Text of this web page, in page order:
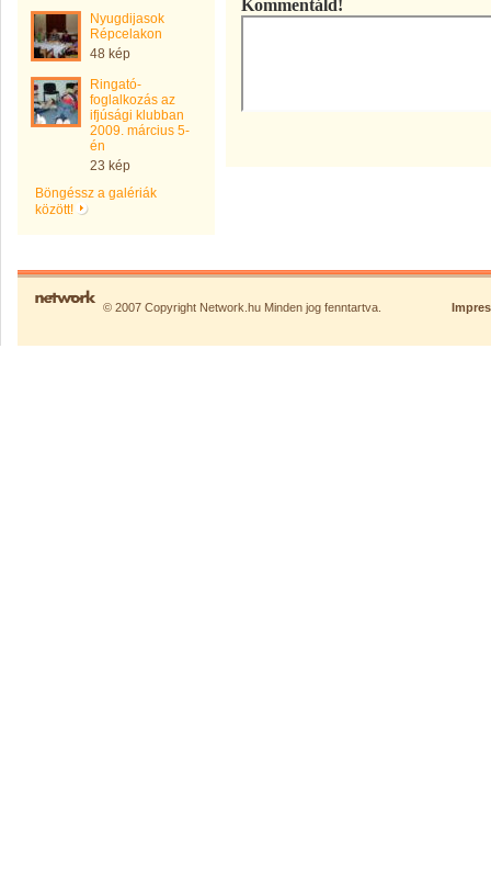
Nyugdijasok
Répcelakon
48 kép
Ringató-
foglalkozás az
ifjúsági klubban
2009. március 5-
én
23 kép
Böngéssz a galériák
között!
Kommentáld!
© 2007 Copyright Network.hu Minden jog fenntartva.